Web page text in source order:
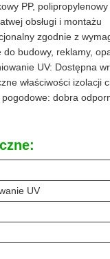
PP,
obsługi i montażu
zgodnie z
budowy, reklamy,
UV: Dostępna
właściwości izolacji
dobra
UV